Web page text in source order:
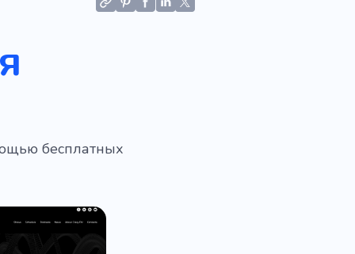
бесплатных